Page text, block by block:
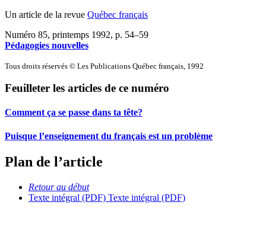
Un article de la revue Québec français
Numéro 85, printemps 1992, p. 54–59
Pédagogies nouvelles
Tous droits réservés © Les Publications Québec français, 1992
Feuilleter les articles de ce numéro
Comment ça se passe dans ta tête?
Puisque l’enseignement du français est un problème
Plan de l’article
Retour au début
Texte intégral (PDF) Texte intégral (PDF)